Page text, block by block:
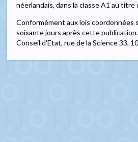
néerlandais, dans la classe A1 au
Conformément aux lois
soixante jours après cette
Conseil d'Etat, rue de la Science 33,